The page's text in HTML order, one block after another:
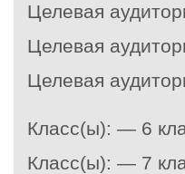
Целевая
Целевая
Целевая
Класс(ы): — 6
Класс(ы): — 7